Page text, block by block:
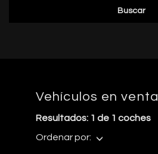
Buscar
Vehículos en venta
Resultados: 1 de 1 coches
Ordenar por: